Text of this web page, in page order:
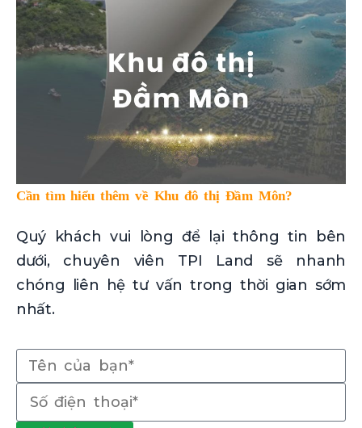
Cần tìm hiểu thêm về Khu đô thị Đầm Môn?
Quý khách vui lòng để lại thông tin bên
dưới, chuyên viên TPI Land sẽ nhanh
chóng liên hệ tư vấn trong thời gian sớm
nhất.